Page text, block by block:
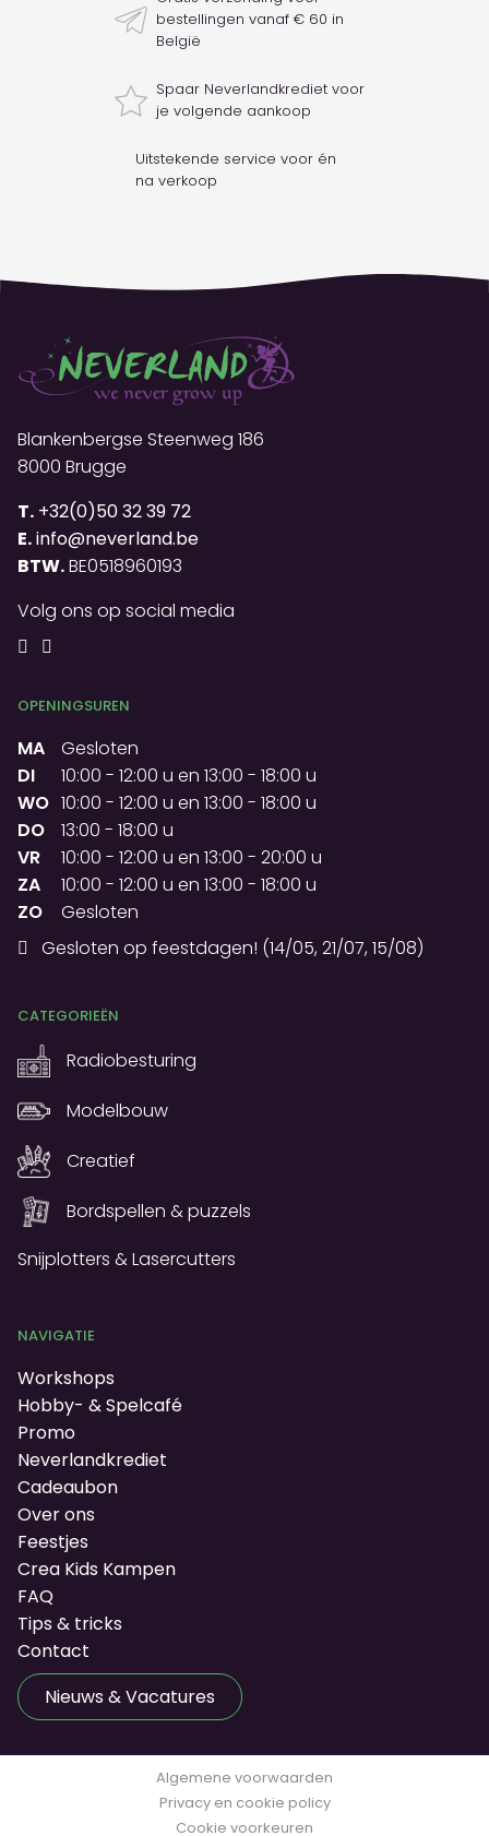
bestellingen vanaf € 60 in
België
Spaar Neverlandkrediet voor
je volgende aankoop
Uitstekende service voor én
na verkoop
Blankenbergse Steenweg 186
8000 Brugge
T. +32(0)50 32 39 72
E.info@neverland.be
BTW.BE0518960193
Volg ons op social media
OPENINGSUREN
MA
Gesloten
DI
10:00 - 12:00 u en 13:00 - 18:00 u
WO 10:00 - 12:00 u en 13:00 - 18:00 u
DO
13:00 - 18:00 u
VR
10:00 - 12:00 u en 13:00 - 20:00 u
ZA
10:00 - 12:00 u en 13:00 - 18:00 u
ZO
Gesloten
Gesloten op feestdagen! (14/05, 21/07, 15/08)
CATEGORIEËN
Radiobesturing
Modelbouw
Creatief
Bordspellen & puzzels
Snijplotters & Lasercutters
NAVIGATIE
Workshops
Hobby- & Spelcafé
Promo
Neverlandkrediet
Cadeaubon
Over ons
Feestjes
Crea Kids Kampen
FAQ
Tips & tricks
Contact
Nieuws & Vacatures
Algemene voorwaarden
Privacy en cookie policy
Cookie voorkeuren